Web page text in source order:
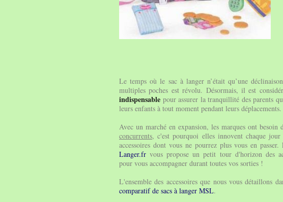
Le temps où le sac à langer n’était qu’une
multiples poches est révolu. Désormais, il est
indispensable pour assurer la tranquillité des parents
leurs enfants à tout moment pendant leurs déplacements.
Avec un marché en expansion, les marques ont besoin
concurrents, c'est pourquoi elles innovent chaque
accessoires dont vous ne pourrez plus vous en
Langer.fr vous propose un petit tour d'horizon des
pour vous accompagner durant toutes vos sorties !
L'ensemble des accessoires que nous vous détaillons
comparatif de sacs à langer MSL.